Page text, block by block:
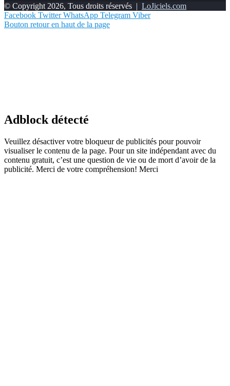
© Copyright 2026, Tous droits réservés | LoJiciels.com
Facebook Twitter WhatsApp Telegram Viber
Bouton retour en haut de la page
Adblock détecté
Veuillez désactiver votre bloqueur de publicités pour pouvoir
visualiser le contenu de la page. Pour un site indépendant avec du
contenu gratuit, c’est une question de vie ou de mort d’avoir de la
publicité. Merci de votre compréhension! Merci